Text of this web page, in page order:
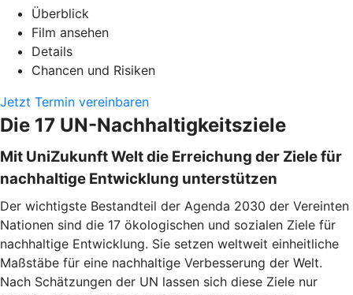
Überblick
Film ansehen
Details
Chancen und Risiken
Jetzt Termin vereinbaren
Die 17 UN-Nachhaltigkeitsziele
Mit UniZukunft Welt die Erreichung der Ziele für
nachhaltige Entwicklung unterstützen
Der wichtigste Bestandteil der Agenda 2030 der Vereinten
Nationen sind die 17 ökologischen und sozialen Ziele für
nachhaltige Entwicklung. Sie setzen weltweit einheitliche
Maßstäbe für eine nachhaltige Verbesserung der Welt.
Nach Schätzungen der UN lassen sich diese Ziele nur